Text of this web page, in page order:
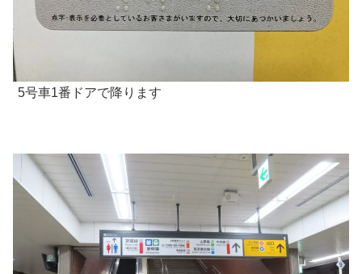
5号車1番ドアで降ります